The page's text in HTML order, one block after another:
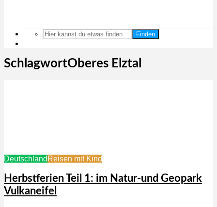
Finden
SchlagwortOberes Elztal
Deutschland Reisen mit Kind
Herbstferien Teil 1: im Natur-und Geopark
Vulkaneifel